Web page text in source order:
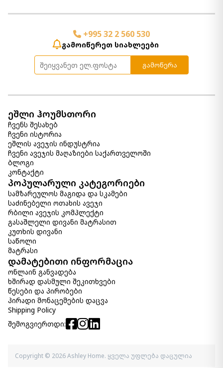
სარკე Belenburg
Item: A8010274
კედლის თარო Eirny
820.00 ₾
რაოდენობა:
-
სარკე Devford
სარკე Claybrook
540.00 ₾
Item: A8010349
+995 32 2 560 530
გამოიწერეთ სიახლეები
გამოწერა
ეშლი ჰოუმსთორი
ჩვენს შესახებ
ჩვენი ისტორია
ეშლის ავეჯის ინდუსტრია
ჩვენი ავეჯის მაღაზიები საქართველოში
ბლოგი
კონტაქტი
პოპულარული კატეგორიები
სამზარეულოს მაგიდა და სკამები
საძინებელი ოთახის ავეჯი
რბილი ავეჯის კომპლექტი
გასაშლელი დივანი მატრასით
კუთხის დივანი
საწოლი
მატრასი
დამატებითი ინფორმაცია
ონლაინ განვადება
ხშირად დასმული შეკითხვები
წესები და პირობები
პირადი მონაცემების დაცვა
Shipping Policy
შემოგვიერთდი:
Copyright © 2026 Ashley Home. ყველა უფლება დაცულია